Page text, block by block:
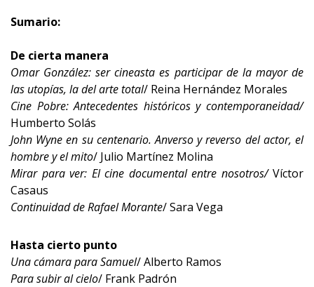
Sumario:
De cierta manera
Omar González: ser cineasta es participar de la mayor de
las utopías, la del arte total/ Reina Hernández Morales
Cine Pobre: Antecedentes históricos y contemporaneidad/
Humberto Solás
John Wyne en su centenario. Anverso y reverso del actor, el
hombre y el mito/ Julio Martínez Molina
Mirar para ver: El cine documental entre nosotros/ Víctor
Casaus
Continuidad de Rafael Morante/ Sara Vega
Hasta cierto punto
Una cámara para Samuel/ Alberto Ramos
Para subir al cielo/ Frank Padrón